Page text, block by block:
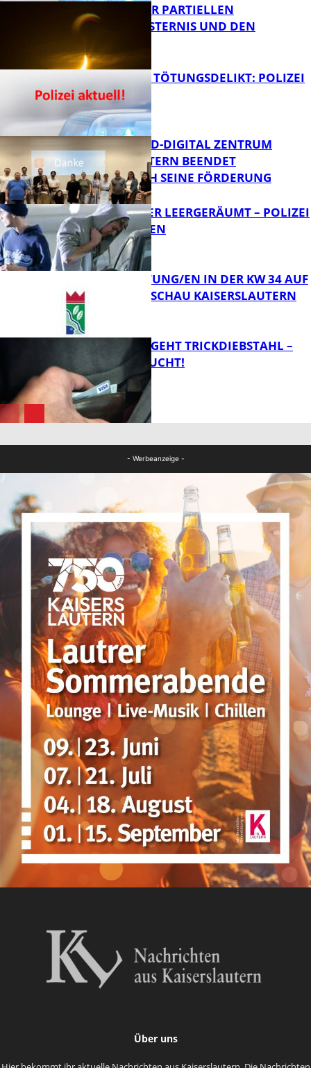
VORTRAG ZUR PARTIELLEN
SONNENFINSTERNIS UND DEN
PERSEIDEN
FB News
VERSUCHTES TÖTUNGSDELIKT: POLIZEI
ERMITTELT
FB News
MITTELSTAND-DIGITAL ZENTRUM
KAISERSLAUTERN BEENDET
ERFOLGREICH SEINE FÖRDERUNG
TRANSPORTER LEERGERÄUMT – POLIZEI
SUCHT ZEUGEN
FB Kultur
VERANSTALTUNG/EN IN DER KW 34 AUF
DER GARTENSCHAU KAISERSLAUTERN
PÄRCHEN BEGEHT TRICKDIEBSTAHL –
ZEUGEN GESUCHT!
- Werbeanzeige -
Über uns